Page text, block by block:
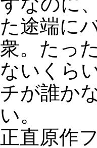
た途端に
衆。たっ
ないくら
チが誰か
い。
正直原作